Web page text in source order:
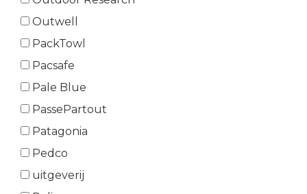
Outwell
PackTowl
Pacsafe
Pale Blue
PassePartout
Patagonia
Pedco
uitgeverij